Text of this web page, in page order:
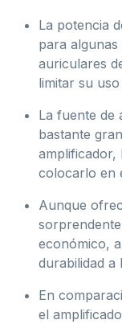
La potencia
para
auriculares
limitar su
La fuente de
bastante
amplificador,
colocarlo en
Aunque
económico,
durabilidad a
En
el